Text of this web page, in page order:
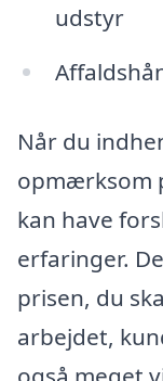
udstyr
Når du
opmærksom
kan have
erfaringer.
prisen, du
arbejdet,